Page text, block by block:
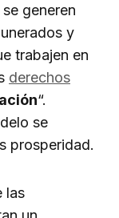
generen
y
trabajen en
derechos
“.
se
prosperidad.
las